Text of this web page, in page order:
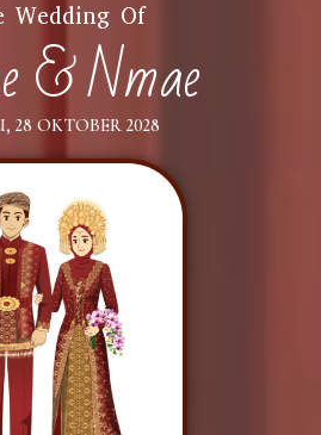
Wedding Of
& Nmae
28 OKTOBER 2028